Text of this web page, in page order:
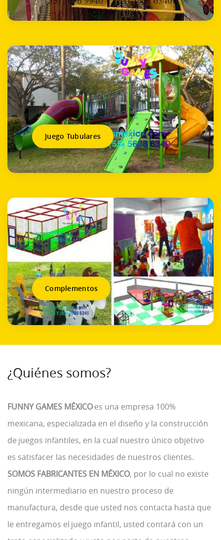
Juego Tubulares
Complementos
¿Quiénes somos?
FUNNY GAMES MÉXICOes una empresa 100%
mexicana, especializada en el diseño y la construcción
de juegos infantiles, en la cual nuestro único objetivo
es satisfacer las necesidades de nuestros clientes.
SOMOS FABRICANTES EN MÉXICO, por lo cual no existe
ningún intermediario en nuestro proceso de
manufactura, desde que usted nos contacta hasta que
le entregamos el juego infantil, usted contará con un